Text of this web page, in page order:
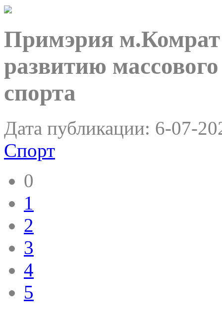
Примэрия м.Комрат
развитию
спорта
Дата публикации: 6-07-
Спорт
0
1
2
3
4
5